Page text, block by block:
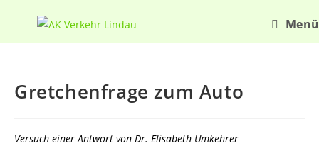
springen
Menü
Gretchenfrage zum Auto
Versuch einer Antwort von Dr. Elisabeth Umkehrer